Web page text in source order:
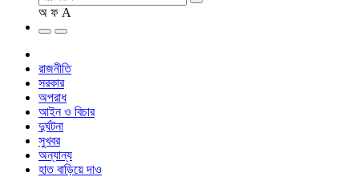
অ ফ A
রাজনীতি
সরকার
অপরাধ
আইন ও বিচার
দুর্ঘটনা
সুখবর
অন্যান্য
হাত বাড়িয়ে দাও